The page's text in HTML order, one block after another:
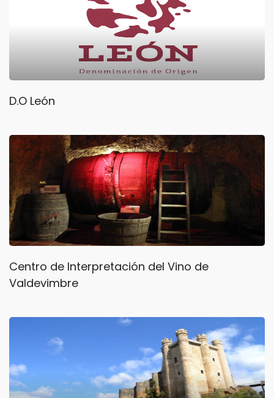
D.O León
Centro de Interpretación del Vino de
Valdevimbre